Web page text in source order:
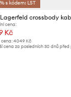
s kódem: LST
cena:
Kč
cena:4049 Kč
cena za posledních 30 dnů